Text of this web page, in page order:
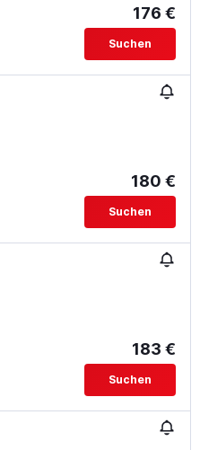
176 €
Suchen
180 €
Suchen
183 €
Suchen